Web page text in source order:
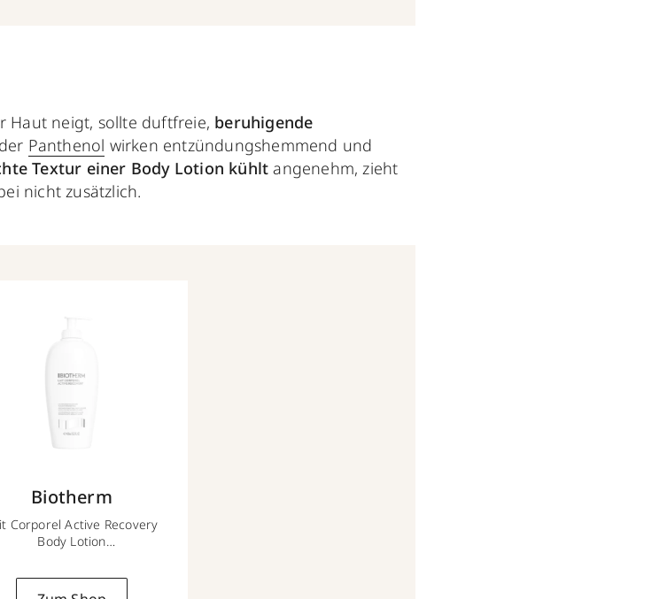
Haut neigt, sollte duftfreie, beruhigende
Panthenol wirken entzündungshemmend und
Textur einer Body Lotion kühlt angenehm, zieht
nicht zusätzlich.
Biotherm
Corporel Active Recovery
Body Lotion